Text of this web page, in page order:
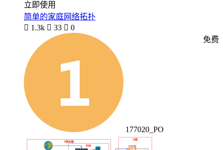
立即使用
简单的家庭网络拓扑
 1.3k  33  0
177020_PO
免费